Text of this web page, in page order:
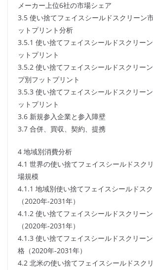
メーカー上位6社の市場シェア
3.5 使い捨てフェイスシールドスクリーン
ットプリント分析
3.5.1 使い捨てフェイスシールドスクリー
ットプリント
3.5.2 使い捨てフェイスシールドスクリー
プ別フットプリント
3.5.3 使い捨てフェイスシールドスクリー
ットプリント
3.6 新規参入企業と参入障壁
3.7 合併、買収、契約、提携
4 地域別消費分析
4.1 世界の使い捨てフェイスシールドスク
場規模
4.1.1 地域別使い捨てフェイスシールドス
（2020年-2031年）
4.1.2 使い捨てフェイスシールドスクリー
（2020年-2031年）
4.1.3 使い捨てフェイスシールドスクリー
格（2020年-2031年）
4.2 北米の使い捨てフェイスシールドスク